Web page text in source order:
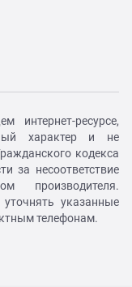
интернет-ресурсе,
характер и не
кодекса
за несоответствие
производителя.
указанные
телефонам.